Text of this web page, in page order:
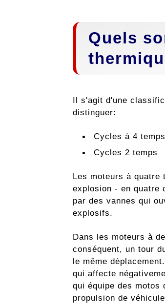
Quels
Il s'agit d'une
distinguer:
Cycles à 4 temps
Cycles 2 temps
Les moteurs à
explosion - en quatre
par des vannes qui
explosifs.
Dans les moteurs à
conséquent, un tour
le même
qui affecte
qui équipe des
propulsion de